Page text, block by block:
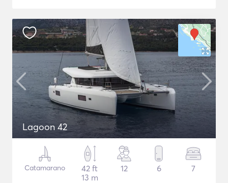
Lagoon 42
Catamarano
42 ft
13 m
12 6 7